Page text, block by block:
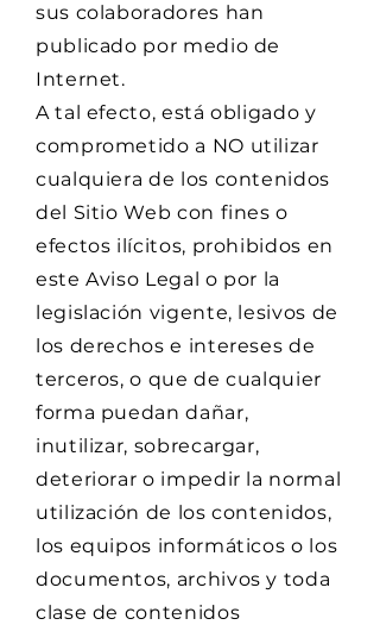
sus colaboradores han
publicado por medio de
Internet.
A tal efecto, está obligado y
comprometido a NO utilizar
cualquiera de los contenidos
del Sitio Web con fines o
efectos ilícitos, prohibidos en
este Aviso Legal o por la
legislación vigente, lesivos de
los derechos e intereses de
terceros, o que de cualquier
forma puedan dañar,
inutilizar, sobrecargar,
deteriorar o impedir la normal
utilización de los contenidos,
los equipos informáticos o los
documentos, archivos y toda
clase de contenidos